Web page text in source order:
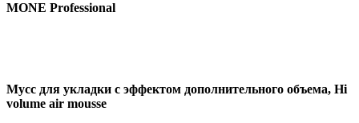
MONE Professional
Мусс для укладки с эффектом дополнительного объема, Hi
volume air mousse